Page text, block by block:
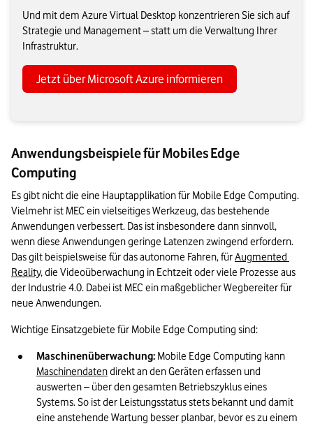
Und mit dem Azure Virtual Desktop konzentrieren Sie sich auf
Strategie und Management – statt um die Verwaltung Ihrer
Infrastruktur.
Jetzt über Microsoft Azure informieren
Anwendungsbeispiele für Mobiles Edge
Computing
Es gibt nicht die eine Hauptapplikation für Mobile Edge Computing.
Vielmehr ist MEC ein vielseitiges Werkzeug, das bestehende
Anwendungen verbessert. Das ist insbesondere dann sinnvoll,
wenn diese Anwendungen geringe Latenzen zwingend erfordern.
Das gilt beispielsweise für das autonome Fahren, für Augmented
Reality, die Videoüberwachung in Echtzeit oder viele Prozesse aus
der Industrie 4.0. Dabei ist MEC ein maßgeblicher Wegbereiter für
neue Anwendungen.
Wichtige Einsatzgebiete für Mobile Edge Computing sind:
Maschinenüberwachung:
Maschinendaten direkt an den Geräten erfassen und
auswerten – über den gesamten Betriebszyklus eines
Systems. So ist der Leistungsstatus stets bekannt und damit
eine anstehende Wartung besser planbar, bevor es zu einem